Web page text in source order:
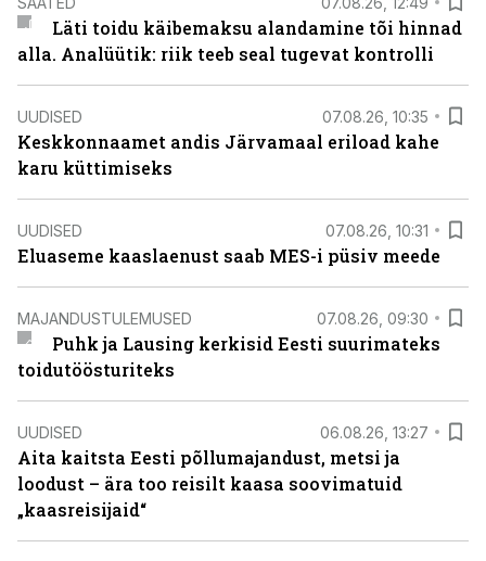
Läti toidu käibemaksu alandamine tõi hinnad
alla. Analüütik: riik teeb seal tugevat kontrolli
UUDISED 07.08.26, 10:35
Keskkonnaamet andis Järvamaal eriload kahe
karu küttimiseks
UUDISED 07.08.26, 10:31
Eluaseme kaaslaenust saab MES-i püsiv meede
MAJANDUSTULEMUSED 07.08.26, 09:30
Puhk ja Lausing kerkisid Eesti suurimateks
toidutöösturiteks
UUDISED 06.08.26, 13:27
Aita kaitsta Eesti põllumajandust, metsi ja
loodust – ära too reisilt kaasa soovimatuid
„kaasreisijaid“